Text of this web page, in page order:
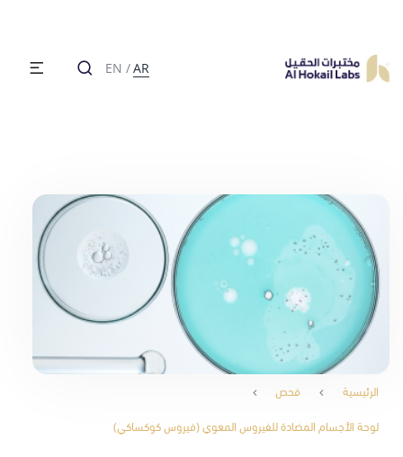
EN /AR
الرئيسية فحص
لوحة الأجسام المضادة للفيروس المعوي (فيروس كوكساكي)